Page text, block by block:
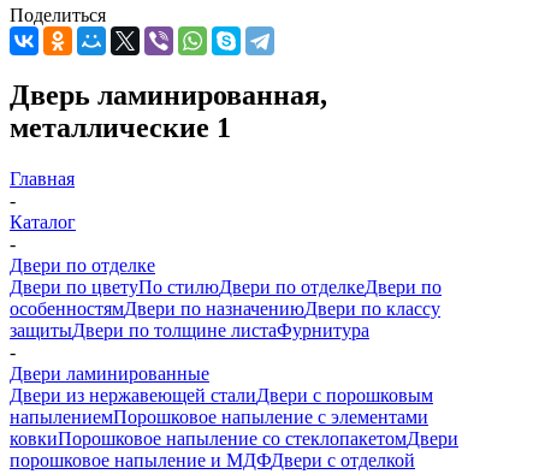
Поделиться
Дверь ламинированная,
металлические 1
Главная
-
Каталог
-
Двери по отделке
Двери по цветуПо стилюДвери по отделкеДвери по
особенностямДвери по назначениюДвери по классу
защитыДвери по толщине листаФурнитура
-
Двери ламинированные
Двери из нержавеющей сталиДвери с порошковым
напылениемПорошковое напыление с элементами
ковкиПорошковое напыление со стеклопакетомДвери
порошковое напыление и МДФДвери с отделкой